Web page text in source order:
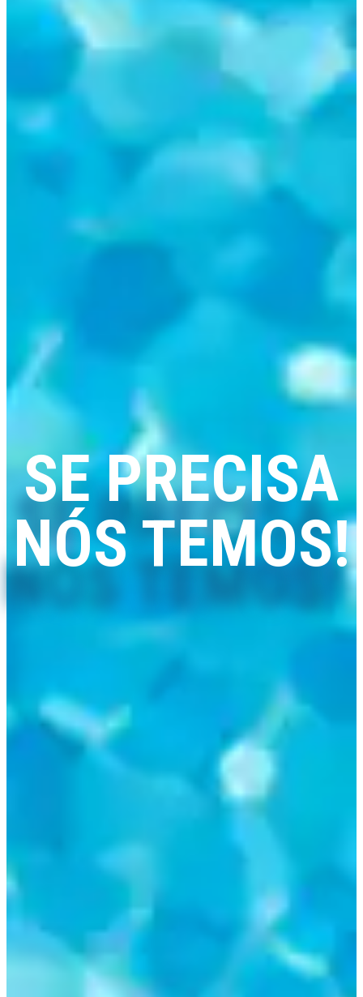
SE PRECISA
NÓS TEMOS!
coberturas térmicas, saunas, spas e acessórios com qualidade,
rapidez e preço.
Também prestamos serviços de montagem, assistência técnica
e melhoria de qualidade de água.